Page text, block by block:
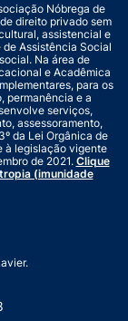
Nóbrega de
direito privado sem
assistencial e
Assistência Social
Na área de
e Acadêmica
para os
permanência e a
serviços,
assessoramento,
da Lei Orgânica de
à legislação vigente
de 2021. Clique
(imunidade